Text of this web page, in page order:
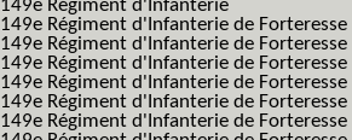
149e Régiment d'Infanterie
149e Régiment d'Infanterie de
149e Régiment d'Infanterie de
149e Régiment d'Infanterie de
149e Régiment d'Infanterie de
149e Régiment d'Infanterie de
149e Régiment d'Infanterie de